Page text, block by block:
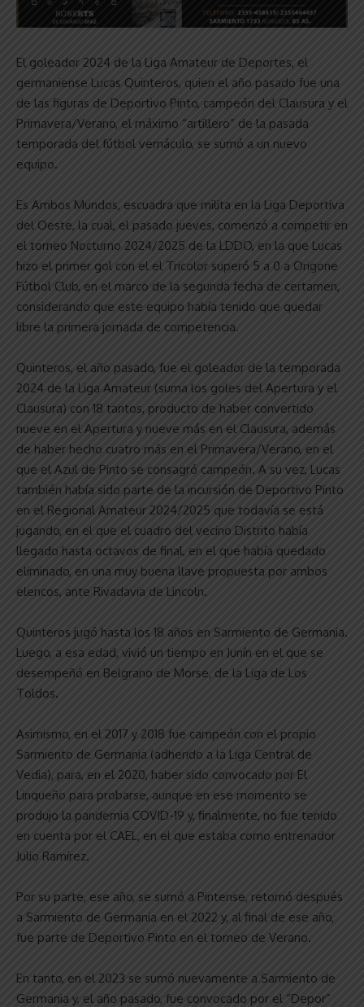
El goleador 2024 de la Liga Amateur de Deportes, el
germaniense Lucas Quinteros, quien el año pasado fue una
de las figuras de Deportivo Pinto, campeón del Clausura y el
Primavera/Verano, el máximo “artillero” de la pasada
temporada del fútbol vernáculo, se sumó a un nuevo
equipo.
Es Ambos Mundos, escuadra que milita en la Liga Deportiva
del Oeste, la cual, el pasado jueves, comenzó a competir en
el torneo Nocturno 2024/2025 de la LDDO, en la que Lucas
hizo el primer gol con el el Tricolor superó 5 a 0 a Origone
Fútbol Club, en el marco de la segunda fecha de certamen,
considerando que este equipo había tenido que quedar
libre la primera jornada de competencia.
Quinteros, el año pasado, fue el goleador de la temporada
2024 de la Liga Amateur (suma los goles del Apertura y el
Clausura) con 18 tantos, producto de haber convertido
nueve en el Apertura y nueve más en el Clausura, además
de haber hecho cuatro más en el Primavera/Verano, en el
que el Azul de Pinto se consagró campeón. A su vez, Lucas
también había sido parte de la incursión de Deportivo Pinto
en el Regional Amateur 2024/2025 que todavía se está
jugando, en el que el cuadro del vecino Distrito había
llegado hasta octavos de final, en el que había quedado
eliminado, en una muy buena llave propuesta por ambos
elencos, ante Rivadavia de Lincoln.
Quinteros jugó hasta los 18 años en Sarmiento de Germania.
Luego, a esa edad, vivió un tiempo en Junín en el que se
desempeñó en Belgrano de Morse, de la Liga de Los
Toldos.
Asimismo, en el 2017 y 2018 fue campeón con el propio
Sarmiento de Germania (adherido a la Liga Central de
Vedia), para, en el 2020, haber sido convocado por El
Linqueño para probarse, aunque en ese momento se
produjo la pandemia COVID-19 y, finalmente, no fue tenido
en cuenta por el CAEL, en el que estaba como entrenador
Julio Ramírez.
Por su parte, ese año, se sumó a Pintense, retornó después
a Sarmiento de Germania en el 2022 y, al final de ese año,
fue parte de Deportivo Pinto en el torneo de Verano.
En tanto, en el 2023 se sumó nuevamente a Sarmiento de
Germania y, el año pasado, fue convocado por el “Depor”